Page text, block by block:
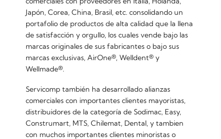
Japón, Corea, China, Brasil, etc. consolidando un
portafolio de productos de alta calidad que la llena
de satisfacción y orgullo, los cuales vende bajo las
marcas originales de sus fabricantes o bajo sus
marcas exclusivas, AirOne®, Welldent® y
Wellmade®.
Servicomp también ha desarrollado alianzas
comerciales con importantes clientes mayoristas,
distribuidores de la categoría de Sodimac, Easy,
Construmart, MTS, Chilemat, Dental, y tambien
con muchos importantes clientes minoristas o